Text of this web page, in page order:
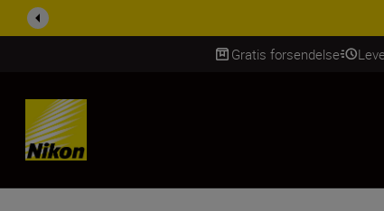
Gratis forsendelse
Skip Content